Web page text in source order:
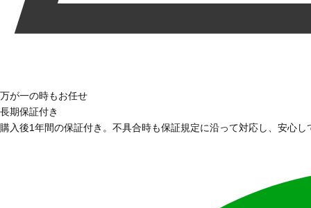
万が一の時もお任せ
長期保証付き
購入後1年間の保証付き。不具合時も保証規定に沿って対応し、安心